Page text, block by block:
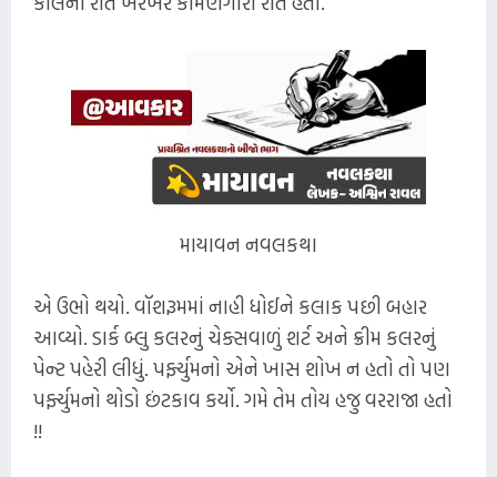
માયાવન નવલકથા
એ ઉભો થયો. વૉશરૂમમાં નાહી ધોઈને કલાક પછી બહાર
આવ્યો. ડાર્ક બ્લુ કલરનું ચેક્સવાળું શર્ટ અને ક્રીમ કલરનું
પેન્ટ પહેરી લીધું. પર્ફ્યુમનો એને ખાસ શોખ ન હતો તો પણ
પર્ફ્યુમનો થોડો છંટકાવ કર્યો. ગમે તેમ તોય હજુ વરરાજા હતો
!!